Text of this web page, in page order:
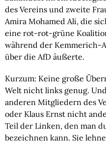
des Vereins und zweite
Amira Mohamed Ali, die
eine rot-rot-grüne
während der Kemmerich-
über die AfD äußerte.
Kurzum: Keine große
Welt nicht links genug.
anderen Mitgliedern des
oder Klaus Ernst nicht
Teil der Linken, den man
bezeichnen kann. Sie